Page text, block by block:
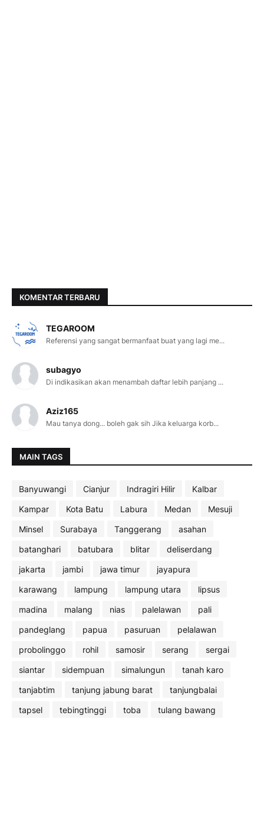
KOMENTAR TERBARU
TEGAROOM
Referensi yang sangat bermanfaat buat yang lagi me...
subagyo
Di indikasikan akan menambah daftar lebih panjang ...
Aziz165
Mau tanya dong... boleh gak sih Jika keluarga korb...
MAIN TAGS
Banyuwangi Cianjur Indragiri Hilir
Kalbar
Kampar
Kota Batu Labura Medan
Mesuji
Minsel
Surabaya Tanggerang
asahan
batanghari
batubara blitar
deliserdang
jakarta
jambi jawa timur
jayapura
karawang
lampung lampung utara
lipsus
madina
malang nias palelawan
pali
pandeglang
papua pasuruan
pelalawan
probolinggo
rohil samosir serang
sergai
siantar
sidempuan simalungun
tanah karo
tanjabtim
tanjung jabung barat
tanjungbalai
tapsel
tebingtinggi toba tulang bawang